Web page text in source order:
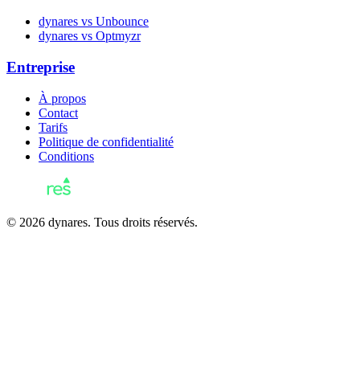
dynares vs Unbounce
dynares vs Optmyzr
Entreprise
À propos
Contact
Tarifs
Politique de confidentialité
Conditions
© 2026 dynares. Tous droits réservés.